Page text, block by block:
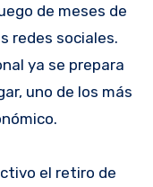
de meses de
redes sociales.
ya se prepara
uno de los más
el retiro de